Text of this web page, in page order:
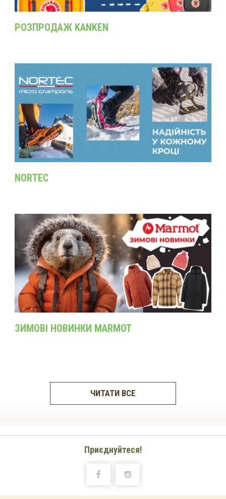
РОЗПРОДАЖ KANKEN
NORTEC
ЗИМОВІ НОВИНКИ MARMOT
ЧИТАТИ ВСЕ
Приєднуйтеся!